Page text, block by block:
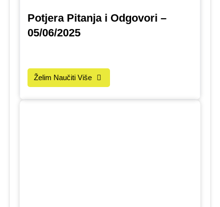
Potjera Pitanja i Odgovori –
05/06/2025
Želim Naučiti Više